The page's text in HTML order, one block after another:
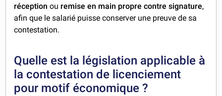
réception ou remise en main propre contre signature,
afin que le salarié puisse conserver une preuve de sa
contestation.
Quelle est la législation applicable à
la contestation de licenciement
pour motif économique ?